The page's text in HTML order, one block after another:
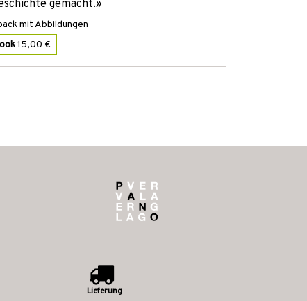
gemacht.»
mit Abbildungen
15,00 €
Lieferung